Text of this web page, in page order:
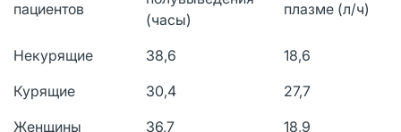
пациентов
(часы)
плазме (л/ч)
Некурящие 38,6
18,6
Курящие
30,4
27,7
Женщины
36,7
18,9